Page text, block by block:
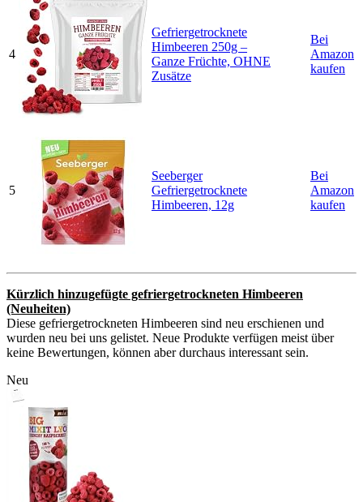
4
Gefriergetrocknete
Himbeeren 250g –
Ganze Früchte, OHNE
Zusätze
Bei
Amazon
kaufen
5
Seeberger
Gefriergetrocknete
Himbeeren, 12g
Bei
Amazon
kaufen
Kürzlich hinzugefügte gefriergetrockneten Himbeeren
(Neuheiten)
Diese gefriergetrockneten Himbeeren sind neu erschienen und
wurden neu bei uns gelistet. Neue Produkte verfügen meist über
keine Bewertungen, können aber durchaus interessant sein.
Neu